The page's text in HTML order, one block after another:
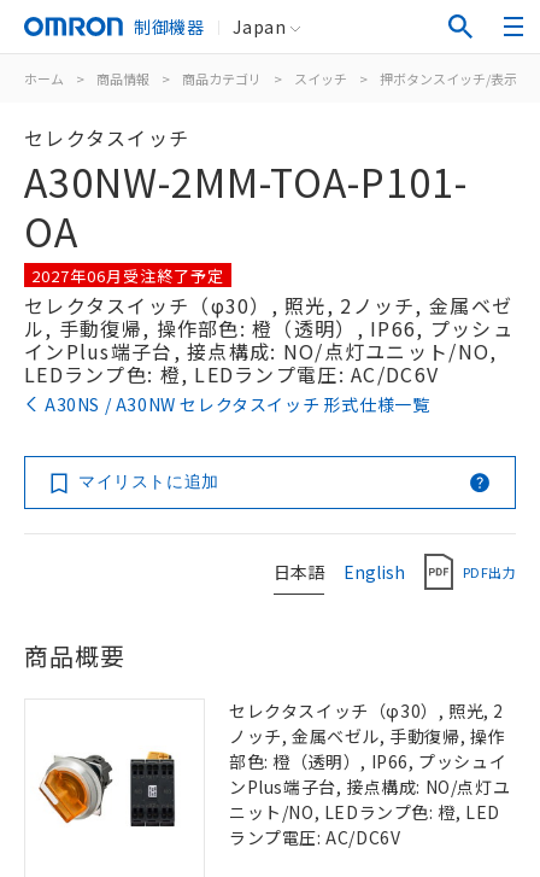
制御機器 Japan
ホーム > 商品情報 > 商品カテゴリ > スイッチ > 押ボタンスイッチ/表示灯
セレクタスイッチ
A30NW-2MM-TOA-P101-
OA
2027年06月受注終了予定
セレクタスイッチ（φ30）, 照光, 2ノッチ, 金属ベゼ
ル, 手動復帰, 操作部色: 橙（透明）, IP66, プッシュ
インPlus端子台, 接点構成: NO/点灯ユニット/NO,
LEDランプ色: 橙, LEDランプ電圧: AC/DC6V
A30NS / A30NW セレクタスイッチ 形式仕様一覧
マイリストに追加
日本語 English PDF出力
商品概要
セレクタスイッチ（φ30）, 照光, 2
ノッチ, 金属ベゼル, 手動復帰, 操作
部色: 橙（透明）, IP66, プッシュイ
ンPlus端子台, 接点構成: NO/点灯ユ
ニット/NO, LEDランプ色: 橙, LED
ランプ電圧: AC/DC6V